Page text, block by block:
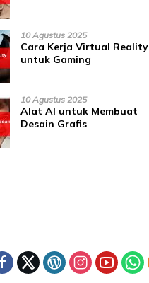
10 Agustus 2025
Cara Kerja Virtual Reality
untuk Gaming
10 Agustus 2025
Alat AI untuk Membuat
Desain Grafis